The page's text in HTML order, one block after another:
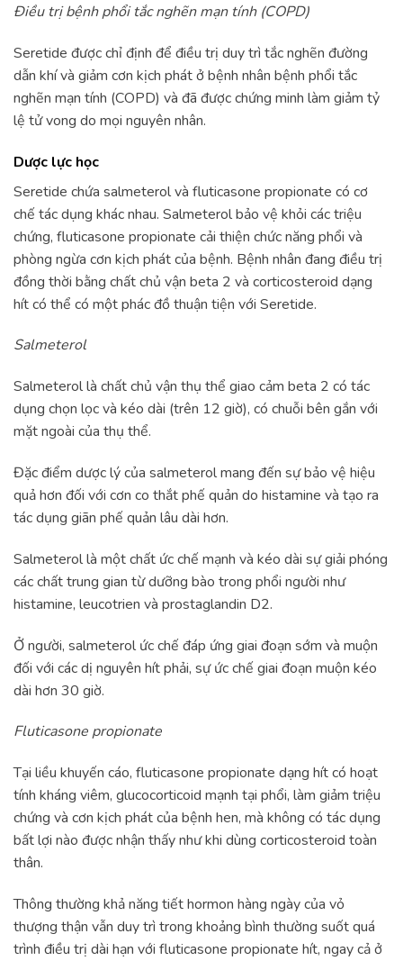
Điều trị bệnh phổi tắc nghẽn mạn tính (COPD)
Seretide được chỉ định để điều trị duy trì tắc nghẽn đường
dẫn khí và giảm cơn kịch phát ở bệnh nhân bệnh phổi tắc
nghẽn mạn tính (COPD) và đã được chứng minh làm giảm tỷ
lệ tử vong do mọi nguyên nhân.
Dược lực học
Seretide chứa salmeterol và fluticasone propionate có cơ
chế tác dụng khác nhau. Salmeterol bảo vệ khỏi các triệu
chứng, fluticasone propionate cải thiện chức năng phổi và
phòng ngừa cơn kịch phát của bệnh. Bệnh nhân đang điều trị
đồng thời bằng chất chủ vận beta 2 và corticosteroid dạng
hít có thể có một phác đồ thuận tiện với Seretide.
Salmeterol
Salmeterol là chất chủ vận thụ thể giao cảm beta 2 có tác
dụng chọn lọc và kéo dài (trên 12 giờ), có chuỗi bên gắn với
mặt ngoài của thụ thể.
Đặc điểm dược lý của salmeterol mang đến sự bảo vệ hiệu
quả hơn đối với cơn co thắt phế quản do histamine và tạo ra
tác dụng giãn phế quản lâu dài hơn.
Salmeterol là một chất ức chế mạnh và kéo dài sự giải phóng
các chất trung gian từ dưỡng bào trong phổi người như
histamine, leucotrien và prostaglandin D2.
Ở người, salmeterol ức chế đáp ứng giai đoạn sớm và muộn
đối với các dị nguyên hít phải, sự ức chế giai đoạn muộn kéo
dài hơn 30 giờ.
Fluticasone propionate
Tại liều khuyến cáo, fluticasone propionate dạng hít có hoạt
tính kháng viêm, glucocorticoid mạnh tại phổi, làm giảm triệu
chứng và cơn kịch phát của bệnh hen, mà không có tác dụng
bất lợi nào được nhận thấy như khi dùng corticosteroid toàn
thân.
Thông thường khả năng tiết hormon hàng ngày của vỏ
thượng thận vẫn duy trì trong khoảng bình thường suốt quá
trình điều trị dài hạn với fluticasone propionate hít, ngay cả ở